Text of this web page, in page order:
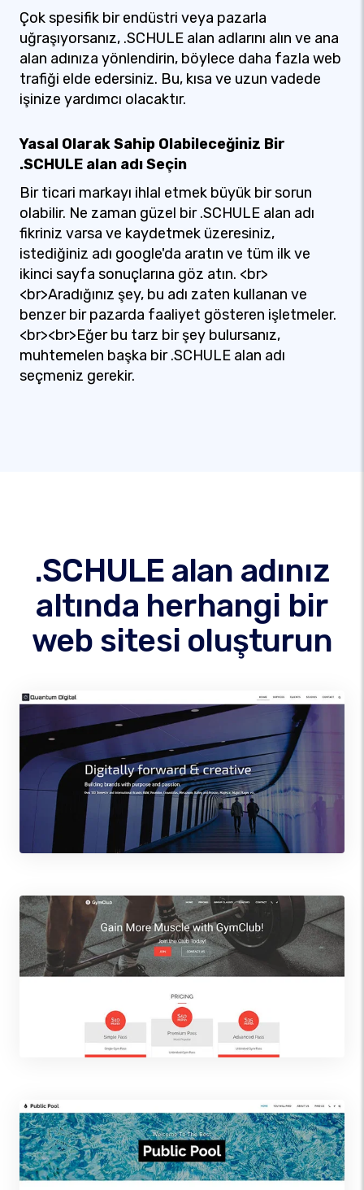
Çok spesifik bir endüstri veya pazarla
uğraşıyorsanız, .SCHULE alan adlarını alın ve ana
alan adınıza yönlendirin, böylece daha fazla web
trafiği elde edersiniz. Bu, kısa ve uzun vadede
işinize yardımcı olacaktır.
Yasal Olarak Sahip Olabileceğiniz Bir
.SCHULE alan adı Seçin
Bir ticari markayı ihlal etmek büyük bir sorun
olabilir. Ne zaman güzel bir .SCHULE alan adı
fikriniz varsa ve kaydetmek üzeresiniz,
istediğiniz adı google'da aratın ve tüm ilk ve
ikinci sayfa sonuçlarına göz atın. <br>
<br>Aradığınız şey, bu adı zaten kullanan ve
benzer bir pazarda faaliyet gösteren işletmeler.
<br><br>Eğer bu tarz bir şey bulursanız,
muhtemelen başka bir .SCHULE alan adı
seçmeniz gerekir.
.SCHULE alan adınız
altında herhangi bir
web sitesi oluşturun